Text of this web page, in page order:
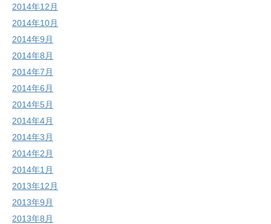
2014年12月
2014年10月
2014年9月
2014年8月
2014年7月
2014年6月
2014年5月
2014年4月
2014年3月
2014年2月
2014年1月
2013年12月
2013年9月
2013年8月